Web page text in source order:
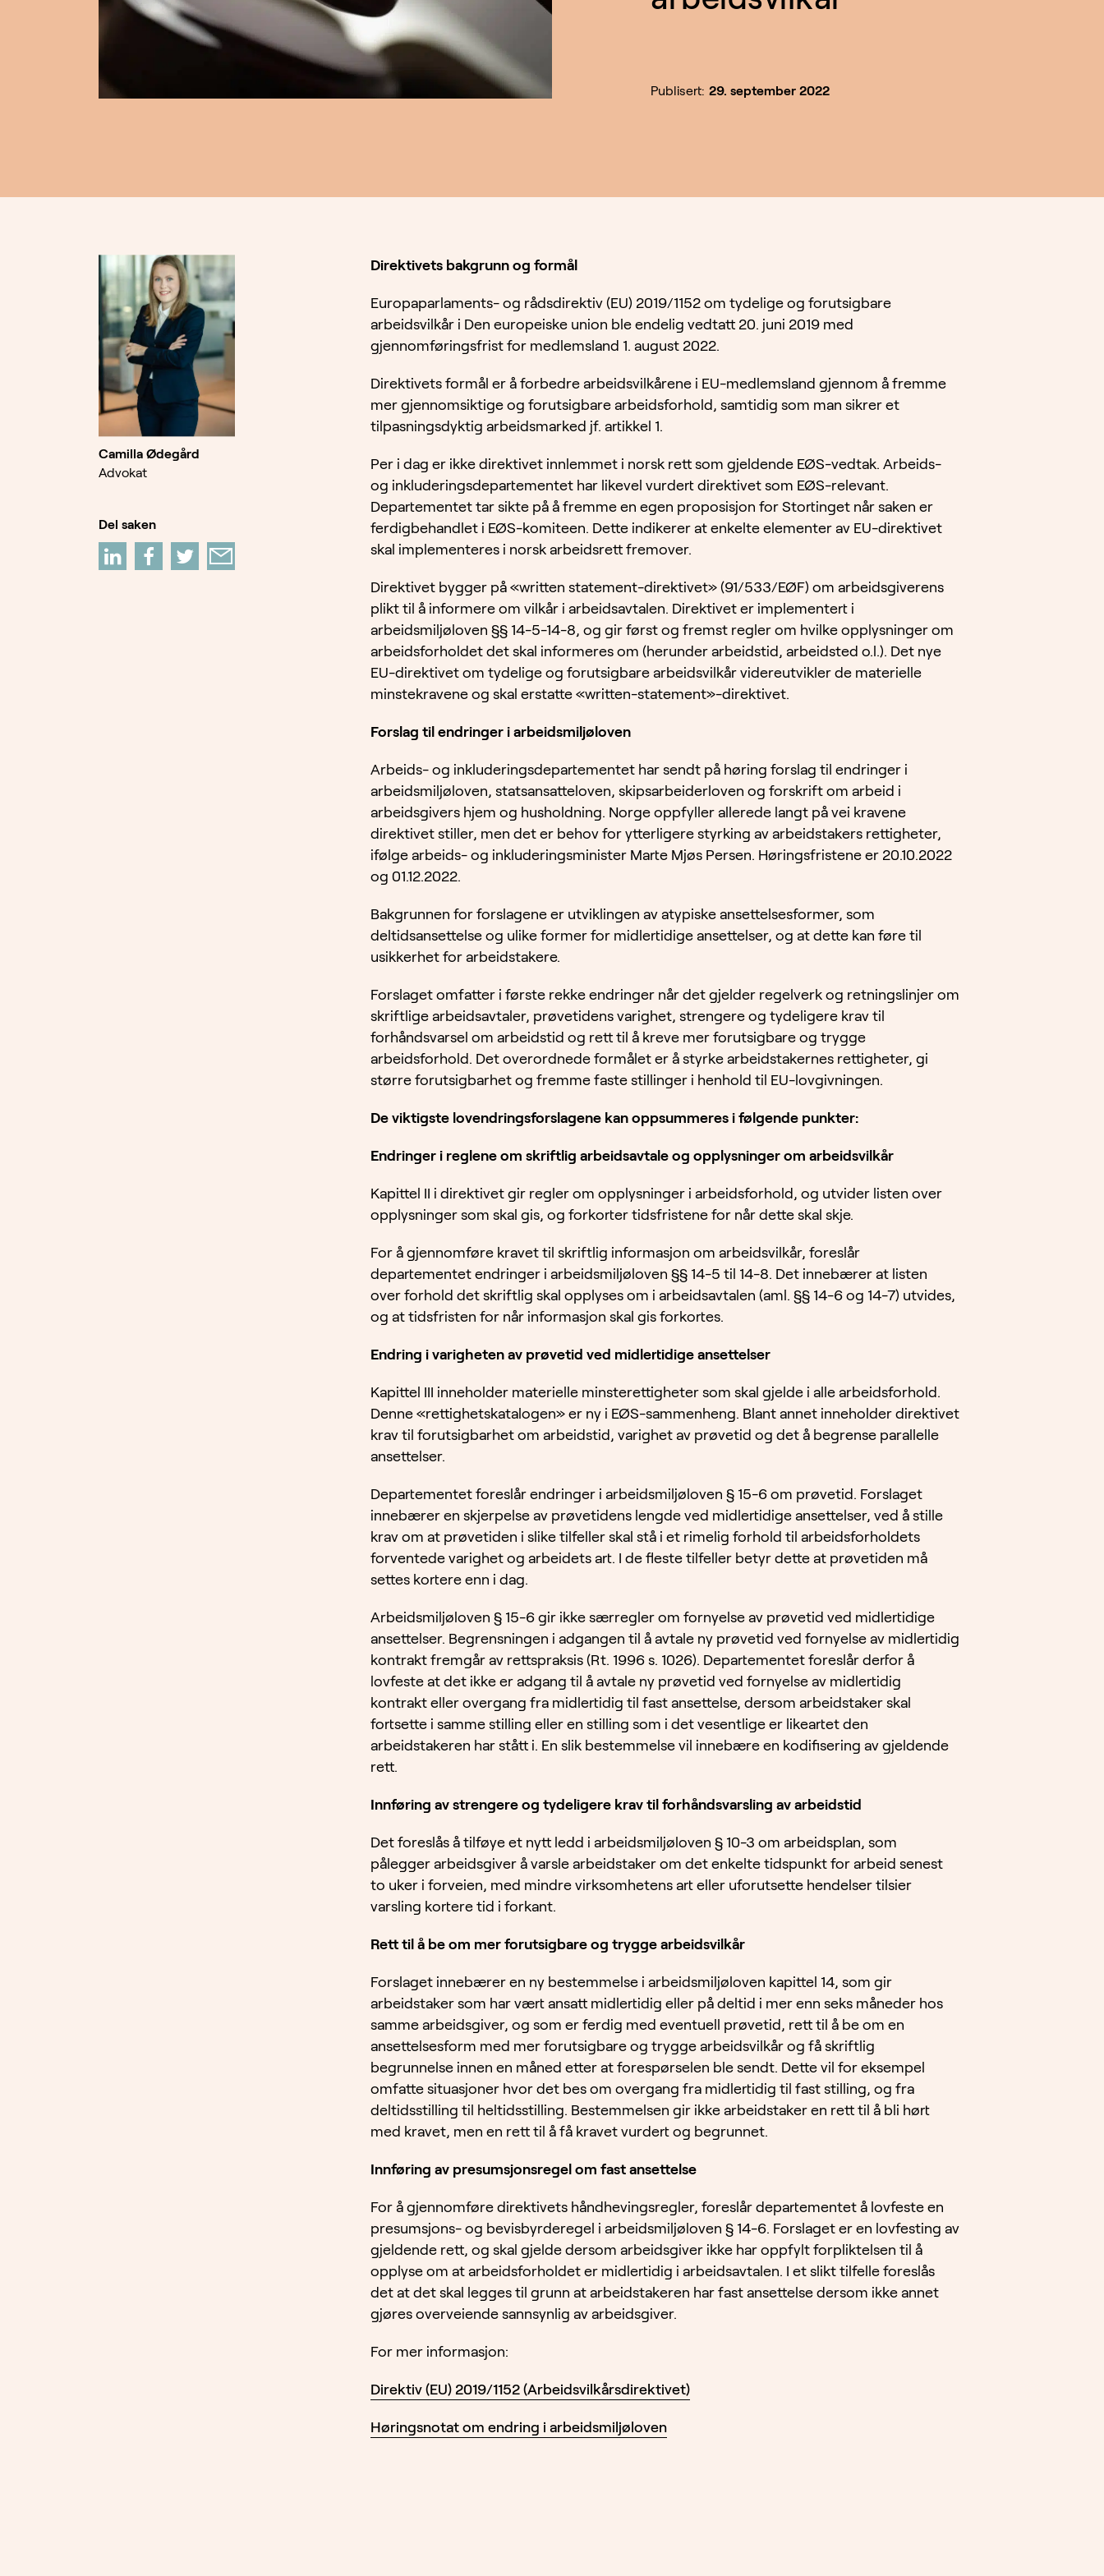
Publisert: 29. september 2022
Camilla Ødegård
Advokat
Del saken
Direktivets bakgrunn og formål
Europaparlaments- og rådsdirektiv (EU) 2019/1152 om tydelige og forutsigbare
arbeidsvilkår i Den europeiske union ble endelig vedtatt 20. juni 2019 med
gjennomføringsfrist for medlemsland 1. august 2022.
Direktivets formål er å forbedre arbeidsvilkårene i EU-medlemsland gjennom å fremme
mer gjennomsiktige og forutsigbare arbeidsforhold, samtidig som man sikrer et
tilpasningsdyktig arbeidsmarked jf. artikkel 1.
Per i dag er ikke direktivet innlemmet i norsk rett som gjeldende EØS-vedtak. Arbeids-
og inkluderingsdepartementet har likevel vurdert direktivet som EØS-relevant.
Departementet tar sikte på å fremme en egen proposisjon for Stortinget når saken er
ferdigbehandlet i EØS-komiteen. Dette indikerer at enkelte elementer av EU-direktivet
skal implementeres i norsk arbeidsrett fremover.
Direktivet bygger på «written statement-direktivet» (91/533/EØF) om arbeidsgiverens
plikt til å informere om vilkår i arbeidsavtalen. Direktivet er implementert i
arbeidsmiljøloven §§ 14-5-14-8, og gir først og fremst regler om hvilke opplysninger om
arbeidsforholdet det skal informeres om (herunder arbeidstid, arbeidsted o.l.). Det nye
EU-direktivet om tydelige og forutsigbare arbeidsvilkår videreutvikler de materielle
minstekravene og skal erstatte «written-statement»-direktivet.
Forslag til endringer i arbeidsmiljøloven
Arbeids- og inkluderingsdepartementet har sendt på høring forslag til endringer i
arbeidsmiljøloven, statsansatteloven, skipsarbeiderloven og forskrift om arbeid i
arbeidsgivers hjem og husholdning. Norge oppfyller allerede langt på vei kravene
direktivet stiller, men det er behov for ytterligere styrking av arbeidstakers rettigheter,
ifølge arbeids- og inkluderingsminister Marte Mjøs Persen. Høringsfristene er 20.10.2022
og 01.12.2022.
Bakgrunnen for forslagene er utviklingen av atypiske ansettelsesformer, som
deltidsansettelse og ulike former for midlertidige ansettelser, og at dette kan føre til
usikkerhet for arbeidstakere.
Forslaget omfatter i første rekke endringer når det gjelder regelverk og retningslinjer om
skriftlige arbeidsavtaler, prøvetidens varighet, strengere og tydeligere krav til
forhåndsvarsel om arbeidstid og rett til å kreve mer forutsigbare og trygge
arbeidsforhold. Det overordnede formålet er å styrke arbeidstakernes rettigheter, gi
større forutsigbarhet og fremme faste stillinger i henhold til EU-lovgivningen.
De viktigste lovendringsforslagene kan oppsummeres i følgende punkter:
Endringer i reglene om skriftlig arbeidsavtale og opplysninger om arbeidsvilkår
Kapittel II i direktivet gir regler om opplysninger i arbeidsforhold, og utvider listen over
opplysninger som skal gis, og forkorter tidsfristene for når dette skal skje.
For å gjennomføre kravet til skriftlig informasjon om arbeidsvilkår, foreslår
departementet endringer i arbeidsmiljøloven §§ 14-5 til 14-8. Det innebærer at listen
over forhold det skriftlig skal opplyses om i arbeidsavtalen (aml. §§ 14-6 og 14-7) utvides,
og at tidsfristen for når informasjon skal gis forkortes.
Endring i varigheten av prøvetid ved midlertidige ansettelser
Kapittel III inneholder materielle minsterettigheter som skal gjelde i alle arbeidsforhold.
Denne «rettighetskatalogen» er ny i EØS-sammenheng. Blant annet inneholder direktivet
krav til forutsigbarhet om arbeidstid, varighet av prøvetid og det å begrense parallelle
ansettelser.
Departementet foreslår endringer i arbeidsmiljøloven § 15-6 om prøvetid. Forslaget
innebærer en skjerpelse av prøvetidens lengde ved midlertidige ansettelser, ved å stille
krav om at prøvetiden i slike tilfeller skal stå i et rimelig forhold til arbeidsforholdets
forventede varighet og arbeidets art. I de fleste tilfeller betyr dette at prøvetiden må
settes kortere enn i dag.
Arbeidsmiljøloven § 15-6 gir ikke særregler om fornyelse av prøvetid ved midlertidige
ansettelser. Begrensningen i adgangen til å avtale ny prøvetid ved fornyelse av midlertidig
kontrakt fremgår av rettspraksis (Rt. 1996 s. 1026). Departementet foreslår derfor å
lovfeste at det ikke er adgang til å avtale ny prøvetid ved fornyelse av midlertidig
kontrakt eller overgang fra midlertidig til fast ansettelse, dersom arbeidstaker skal
fortsette i samme stilling eller en stilling som i det vesentlige er likeartet den
arbeidstakeren har stått i. En slik bestemmelse vil innebære en kodifisering av gjeldende
rett.
Innføring av strengere og tydeligere krav til forhåndsvarsling av arbeidstid
Det foreslås å tilføye et nytt ledd i arbeidsmiljøloven § 10-3 om arbeidsplan, som
pålegger arbeidsgiver å varsle arbeidstaker om det enkelte tidspunkt for arbeid senest
to uker i forveien, med mindre virksomhetens art eller uforutsette hendelser tilsier
varsling kortere tid i forkant.
Rett til å be om mer forutsigbare og trygge arbeidsvilkår
Forslaget innebærer en ny bestemmelse i arbeidsmiljøloven kapittel 14, som gir
arbeidstaker som har vært ansatt midlertidig eller på deltid i mer enn seks måneder hos
samme arbeidsgiver, og som er ferdig med eventuell prøvetid, rett til å be om en
ansettelsesform med mer forutsigbare og trygge arbeidsvilkår og få skriftlig
begrunnelse innen en måned etter at forespørselen ble sendt. Dette vil for eksempel
omfatte situasjoner hvor det bes om overgang fra midlertidig til fast stilling, og fra
deltidsstilling til heltidsstilling. Bestemmelsen gir ikke arbeidstaker en rett til å bli hørt
med kravet, men en rett til å få kravet vurdert og begrunnet.
Innføring av presumsjonsregel om fast ansettelse
For å gjennomføre direktivets håndhevingsregler, foreslår departementet å lovfeste en
presumsjons- og bevisbyrderegel i arbeidsmiljøloven § 14-6. Forslaget er en lovfesting av
gjeldende rett, og skal gjelde dersom arbeidsgiver ikke har oppfylt forpliktelsen til å
opplyse om at arbeidsforholdet er midlertidig i arbeidsavtalen. I et slikt tilfelle foreslås
det at det skal legges til grunn at arbeidstakeren har fast ansettelse dersom ikke annet
gjøres overveiende sannsynlig av arbeidsgiver.
For mer informasjon:
Direktiv (EU) 2019/1152 (Arbeidsvilkårsdirektivet)
Høringsnotat om endring i arbeidsmiljøloven